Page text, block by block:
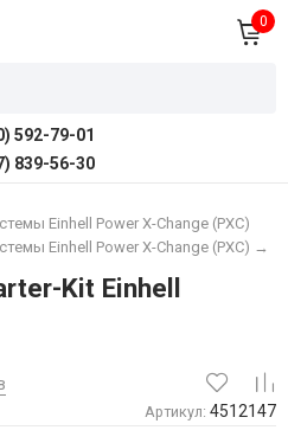
0
592-79-01
839-56-30
Einhell Power X-Change (PXC)
Einhell Power X-Change (PXC) →
Kit Einhell
Артикул: 4512147